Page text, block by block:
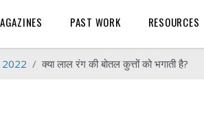
PAST WORK RESOURCES
2022 क्या लाल रंग की बोतल कुत्तों को भगाती है?